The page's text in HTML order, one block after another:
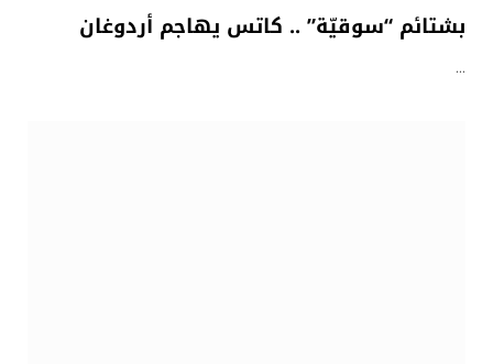
بشتائم “سوقيّة” .. كاتس يهاجم أردوغان
…